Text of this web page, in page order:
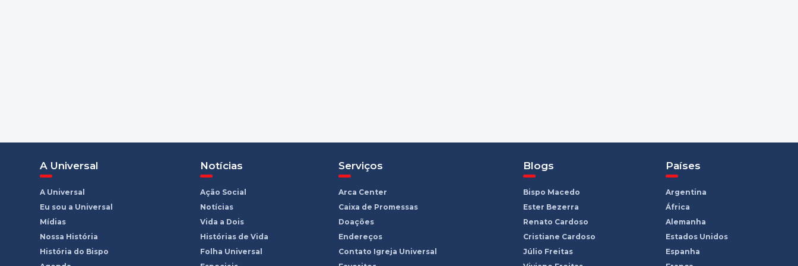
A Universal
A Universal
Eu sou a Universal
Mídias
Nossa História
História do Bispo
Notícias
Ação Social
Notícias
Vida a Dois
Histórias de Vida
Folha Universal
Serviços
Arca Center
Caixa de Promessas
Doações
Endereços
Contato Igreja Universal
Blogs
Bispo Macedo
Ester Bezerra
Renato Cardoso
Cristiane Cardoso
Júlio Freitas
Países
Argentina
África
Alemanha
Estados Unidos
Espanha